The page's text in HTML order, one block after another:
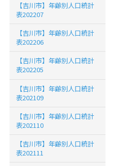
【吉川市】年齢別人口統計
表202207
【吉川市】年齢別人口統計
表202206
【吉川市】年齢別人口統計
表202205
【吉川市】年齢別人口統計
表202109
【吉川市】年齢別人口統計
表202110
【吉川市】年齢別人口統計
表202111